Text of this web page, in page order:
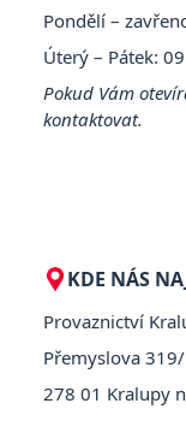
Pondělí –
Úterý – Pátek:
Pokud Vám
kontaktovat.
KDE NÁS
Provaznictví
Přemyslova
278 01 Kralupy